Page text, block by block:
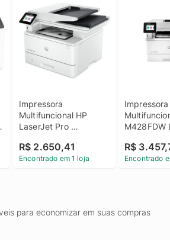
Impressora
Multifuncional HP
LaserJet Pro
Duplex Bluetooth
Ethernet 110V -
R$ 2.650,41
Encontrado em 1 loja
Impressora
M428FDW
R$
Encontrado
para economizar em suas compras